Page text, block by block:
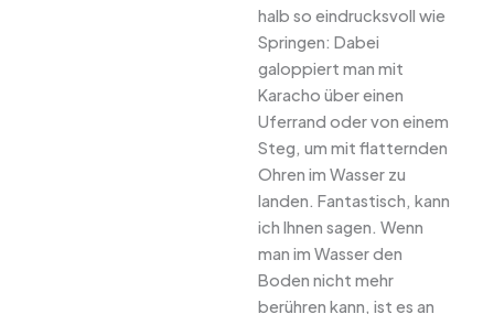
halb so eindrucksvoll wie
Springen: Dabei
galoppiert man mit
Karacho über einen
Uferrand oder von einem
Steg, um mit flatternden
Ohren im Wasser zu
landen. Fantastisch, kann
ich Ihnen sagen. Wenn
man im Wasser den
Boden nicht mehr
berühren kann, ist es an